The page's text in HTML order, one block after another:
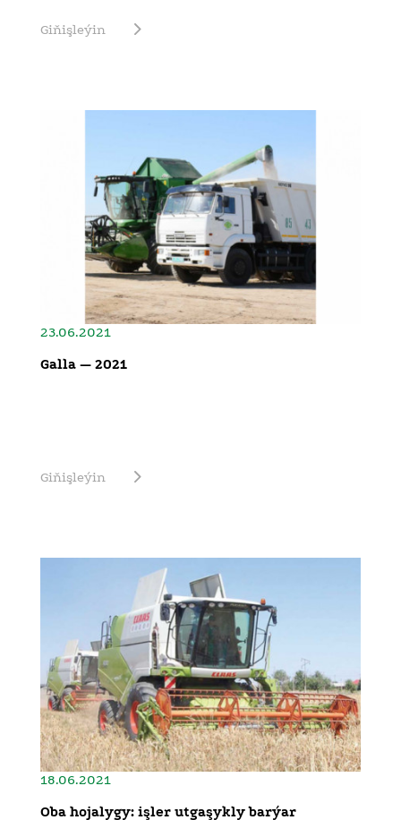
Giňişleýin
23.06.2021
Galla — 2021
Giňişleýin
18.06.2021
Oba hojalygy: işler utgaşykly barýar